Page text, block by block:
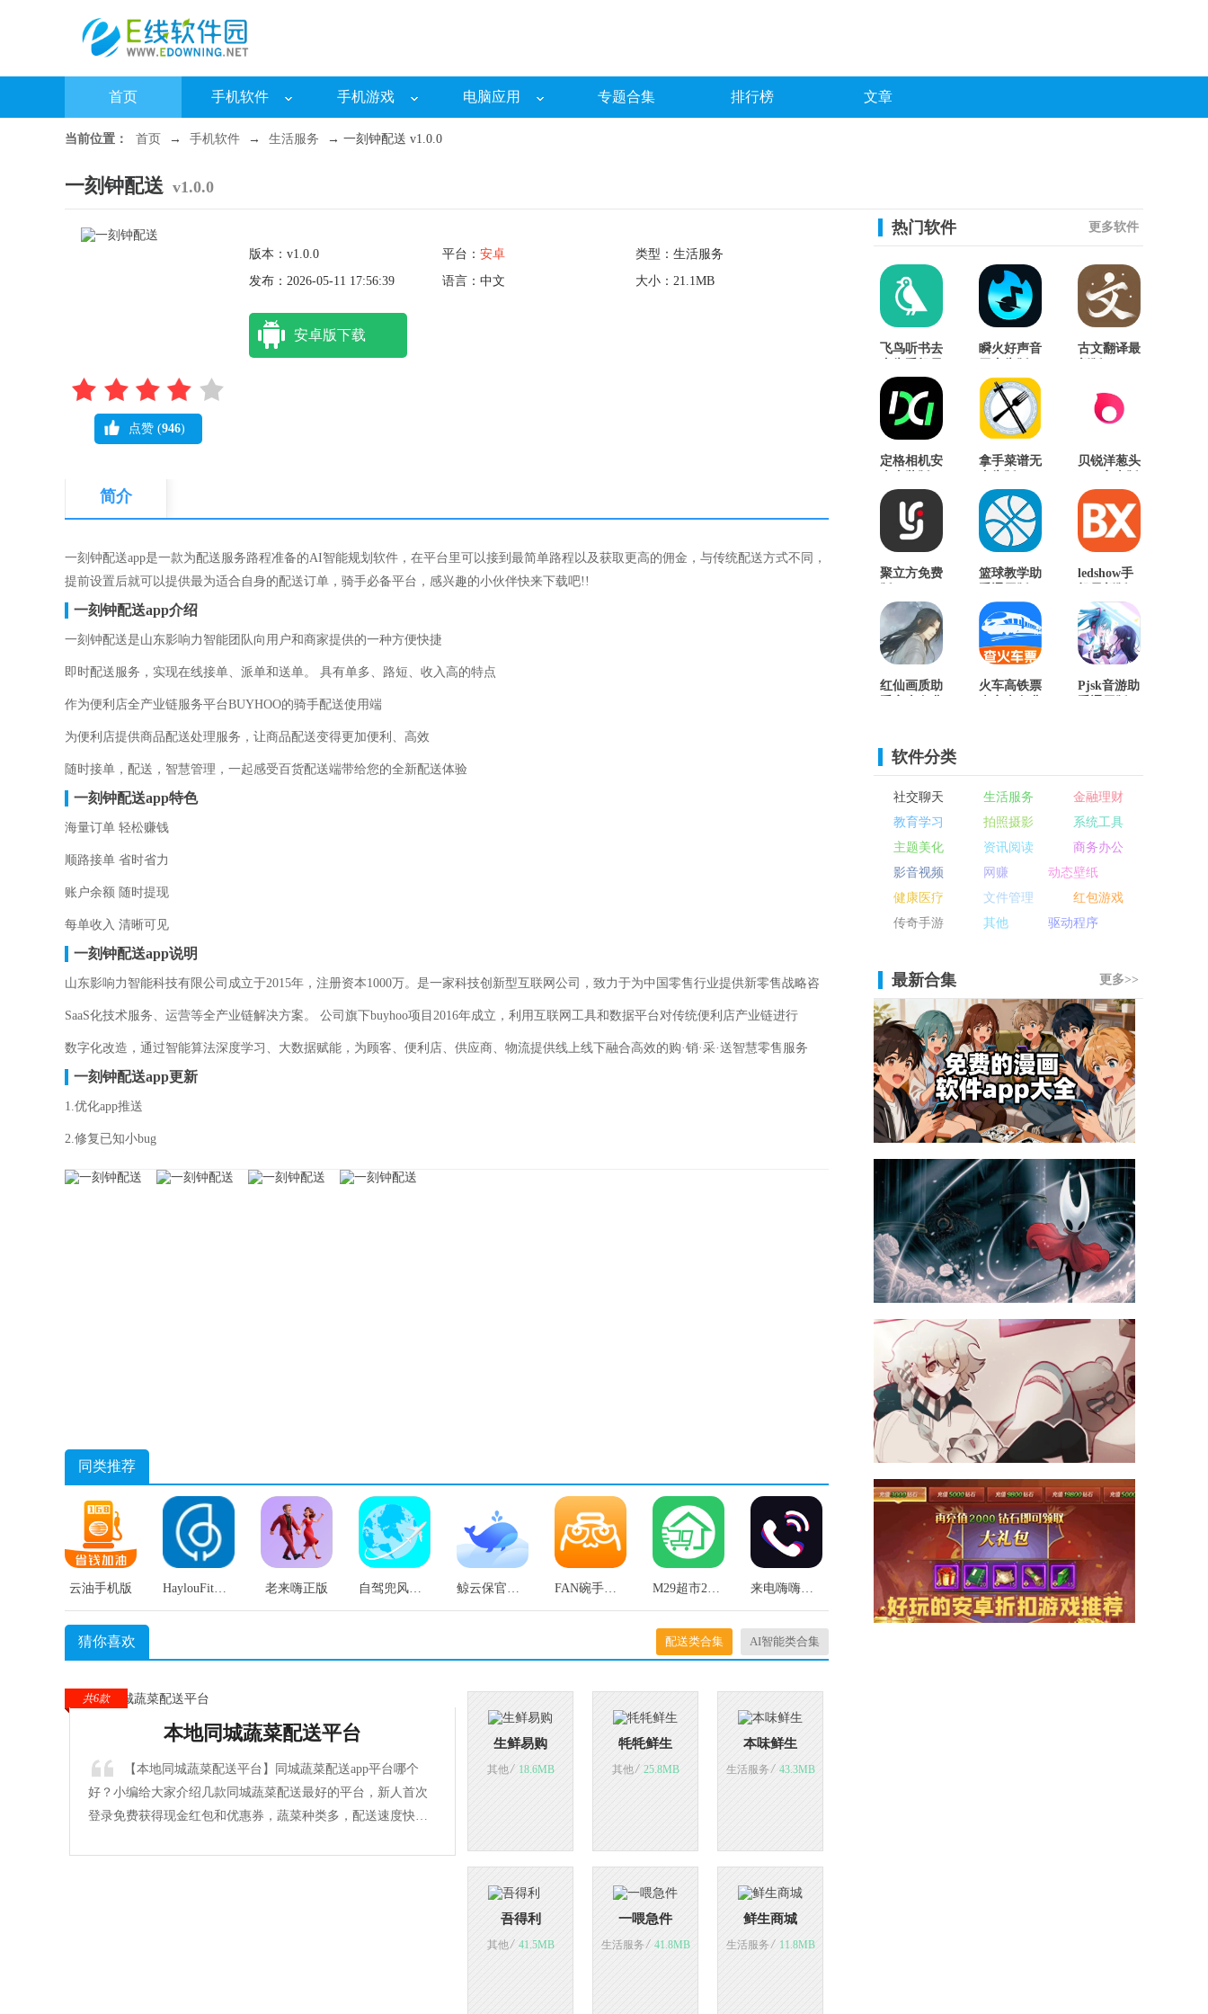
首页 手机软件 手机游戏 电脑应用 专题合集 排行榜 文章
当前位置： 首页 → 手机软件 → 生活服务 → 一刻钟配送 v1.0.0
一刻钟配送 v1.0.0
点赞 (946)
版本：v1.0.0 平台： 安卓
类型：生活服务
发布：2026-05-11 17:56:39
语言：中文 大小：21.1MB
安卓版下载
简介
一刻钟配送app是一款为配送服务路程准备的AI智能规划软件，在平台里可以接到最简单路程以及获取更高的佣金，与传统配送方式不同，
提前设置后就可以提供最为适合自身的配送订单，骑手必备平台，感兴趣的小伙伴快来下载吧!!
一刻钟配送app介绍
一刻钟配送是山东影响力智能团队向用户和商家提供的一种方便快捷
即时配送服务，实现在线接单、派单和送单。 具有单多、路短、收入高的特点
作为便利店全产业链服务平台BUYHOO的骑手配送使用端
为便利店提供商品配送处理服务，让商品配送变得更加便利、高效
随时接单，配送，智慧管理，一起感受百货配送端带给您的全新配送体验
一刻钟配送app特色
海量订单 轻松赚钱
顺路接单 省时省力
账户余额 随时提现
每单收入 清晰可见
一刻钟配送app说明
山东影响力智能科技有限公司成立于2015年，注册资本1000万。是一家科技创新型互联网公司，致力于为中国零售行业提供新零售战略咨
SaaS化技术服务、运营等全产业链解决方案。 公司旗下buyhoo项目2016年成立，利用互联网工具和数据平台对传统便利店产业链进行
数字化改造，通过智能算法深度学习、大数据赋能，为顾客、便利店、供应商、物流提供线上线下融合高效的购·销·采·送智慧零售服务
一刻钟配送app更新
1.优化app推送
2.修复已知小bug
同类推荐
云油手机版 HaylouFit安卓版 老来嗨正版 自驾兜风安卓官方版 鲸云保官方最新版 FAN碗手机最新版 M29超市2026最新免费版 来电嗨嗨安卓官方版
猜你喜欢 配送类合集 AI智能类合集
共6款
本地同城蔬菜配送平台
【本地同城蔬菜配送平台】同城蔬菜配送app平台哪个
好？小编给大家介绍几款同城蔬菜配送最好的平台，新人首次
登录免费获得现金红包和优惠券，蔬菜种类多，配送速度快，
生鲜易购
其他/ 18.6MB
牦牦鲜生
其他/ 25.8MB
本味鲜生
生活服务/ 43.3MB
吾得利
其他/ 41.5MB
一喂急件
生活服务/ 41.8MB
鲜生商城
生活服务/ 11.8MB
热门软件 更多软件
飞鸟听书去
新版
瞬火好声音
古文翻译最
定格相机安
拿手菜谱无
贝锐洋葱头
聚立方免费
篮球教学助
ledshow手
红仙画质助
火车高铁票
Pjsk音游助
软件分类
社交聊天 生活服务
金融理财
教育学习
拍照摄影
系统工具
主题美化
资讯阅读
商务办公
影音视频
网赚
动态壁纸
健康医疗
文件管理
红包游戏
传奇手游
其他 驱动程序
最新合集 更多>>